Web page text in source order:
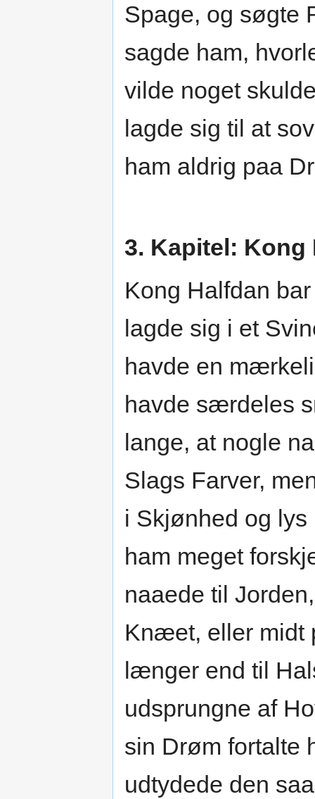
Spage, og søgte
sagde ham,
vilde noget
lagde sig til at
ham aldrig paa
3. Kapitel: Kong
Kong Halfdan
lagde sig i et
havde en
havde særdeles
lange, at nogle
Slags Farver,
i Skjønhed og
ham meget
naaede til
Knæet, eller midt
længer end til
udsprungne af
sin Drøm fortalte
udtydede den